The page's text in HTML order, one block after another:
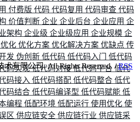
付费版 代码 代码复用 代码审查 代码
价值判断 企业 企业后台 企业应用 企
架构 企业级 企业级应用 企业规模 企
优化 优化方案 优化解决方案 优缺点 传
发 伪创新 低代码 低代码入门 低代码
码实现低代码对接低代码平台 低代
码接入 低代码搭配 低代码整合 低代
码结合 低代码编译型 低代码赋能 低
编程 低配环境 低配运行 使用优化 使
区 供应链安全 供应链行业 供应链采
有限公司. All Rights Reserved. /RSS